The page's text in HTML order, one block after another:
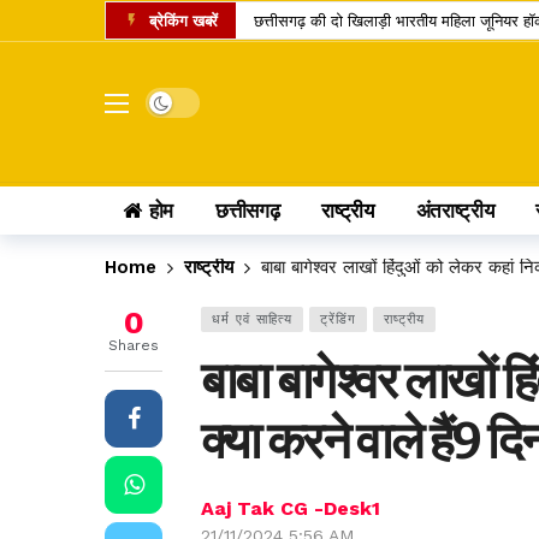
ब्रेकिंग खबरें छत्तीसगढ़ की दो खिलाड़ी भारतीय महिला जूनियर
UPI पेमेंट पर लगेगा चार्ज? लोकसभा में पास
अतीक अहमद का एक और चिराग बुझा, छोटे बेटे
चंद्र ग्रहण 2026: क्या रक्षाबंधन के दिन भारत में
आत्मानंद स्कूलों में शिक्षक भर्ती का बदला तरीका, अब
पीएससी भर्ती घोटाला: पूर्व सचिव जीवन किशोर
Dark mode
होम छत्तीसगढ़ राष्ट्रीय अंतराष्ट्रीय
Home राष्ट्रीय बाबा बागेश्वर लाखों हिंदुओं को लेकर कहां
धर्म एवं साहित्य ट्रेंडिंग राष्ट्रीय
बाबा बागेश्वर
क्या करने वाले हैं9
Aaj Tak CG -Desk1
0
Shares